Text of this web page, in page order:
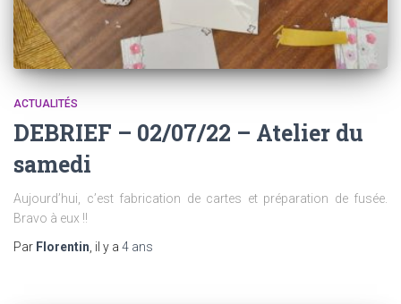
ACTUALITÉS
DEBRIEF – 02/07/22 – Atelier du
samedi
Aujourd’hui, c’est fabrication de cartes et préparation de fusée.
Bravo à eux !!
Par Florentin , il y a 4 ans